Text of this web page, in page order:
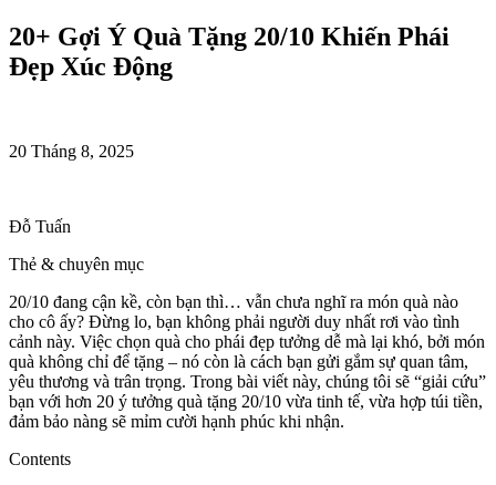
20+ Gợi Ý Quà Tặng 20/10 Khiến Phái
Đẹp Xúc Động
20 Tháng 8, 2025
Đỗ Tuấn
Thẻ & chuyên mục
20/10 đang cận kề, còn bạn thì… vẫn chưa nghĩ ra món quà nào
cho cô ấy? Đừng lo, bạn không phải người duy nhất rơi vào tình
cảnh này. Việc chọn quà cho phái đẹp tưởng dễ mà lại khó, bởi món
quà không chỉ để tặng – nó còn là cách bạn gửi gắm sự quan tâm,
yêu thương và trân trọng. Trong bài viết này, chúng tôi sẽ “giải cứu”
bạn với hơn 20 ý tưởng quà tặng 20/10 vừa tinh tế, vừa hợp túi tiền,
đảm bảo nàng sẽ mỉm cười hạnh phúc khi nhận.
Contents